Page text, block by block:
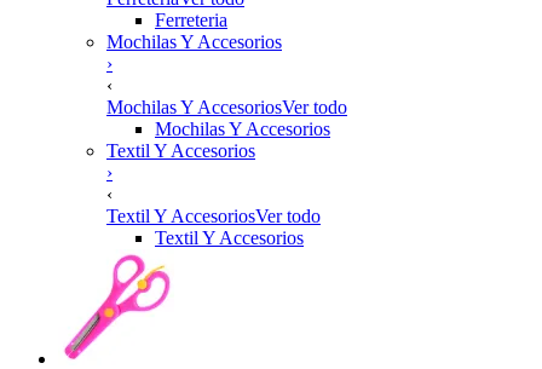
Ferreteria
Mochilas Y Accesorios
›
‹
Mochilas Y AccesoriosVer todo
Mochilas Y Accesorios
Textil Y Accesorios
›
‹
Textil Y AccesoriosVer todo
Textil Y Accesorios